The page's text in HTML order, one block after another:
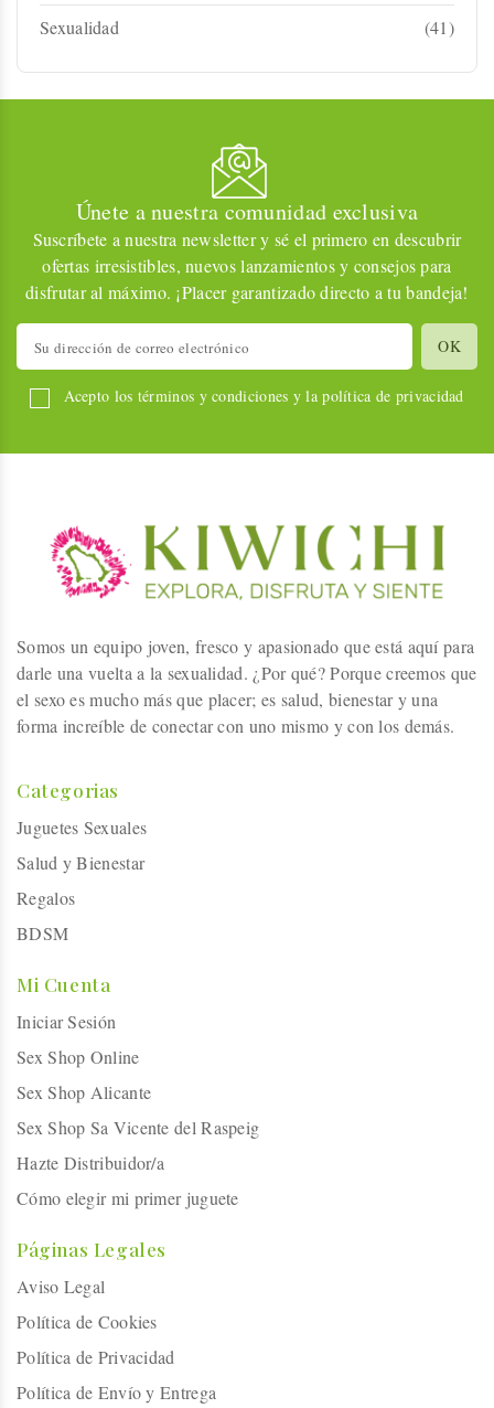
Sexualidad
(41)
Únete a nuestra comunidad exclusiva
Suscríbete a nuestra newsletter y sé el primero en descubrir
ofertas irresistibles, nuevos lanzamientos y consejos para
disfrutar al máximo. ¡Placer garantizado directo a tu bandeja!
Acepto los términos y condiciones y la política de privacidad
Somos un equipo joven, fresco y apasionado que está aquí para
darle una vuelta a la sexualidad. ¿Por qué? Porque creemos que
el sexo es mucho más que placer; es salud, bienestar y una
forma increíble de conectar con uno mismo y con los demás.
Categorias
Juguetes Sexuales
Salud y Bienestar
Regalos
BDSM
Mi Cuenta
Iniciar Sesión
Sex Shop Online
Sex Shop Alicante
Sex Shop Sa Vicente del Raspeig
Hazte Distribuidor/a
Cómo elegir mi primer juguete
Páginas Legales
Aviso Legal
Política de Cookies
Política de Privacidad
Política de Envío y Entrega